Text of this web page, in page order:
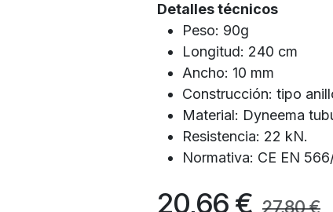
Detalles técnicos
Peso: 90g
Longitud: 240 cm
Ancho: 10 mm
Construcción: tipo
Material: Dyneema
Resistencia: 22 kN.
Normativa: CE EN
20,66 € 27,80€